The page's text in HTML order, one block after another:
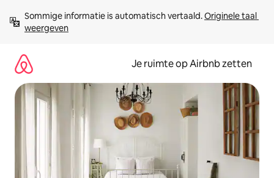
direct
naar
Sommige informatie is automatisch vertaald. Originele taal
weergeven
Je ruimte op Airbnb zetten